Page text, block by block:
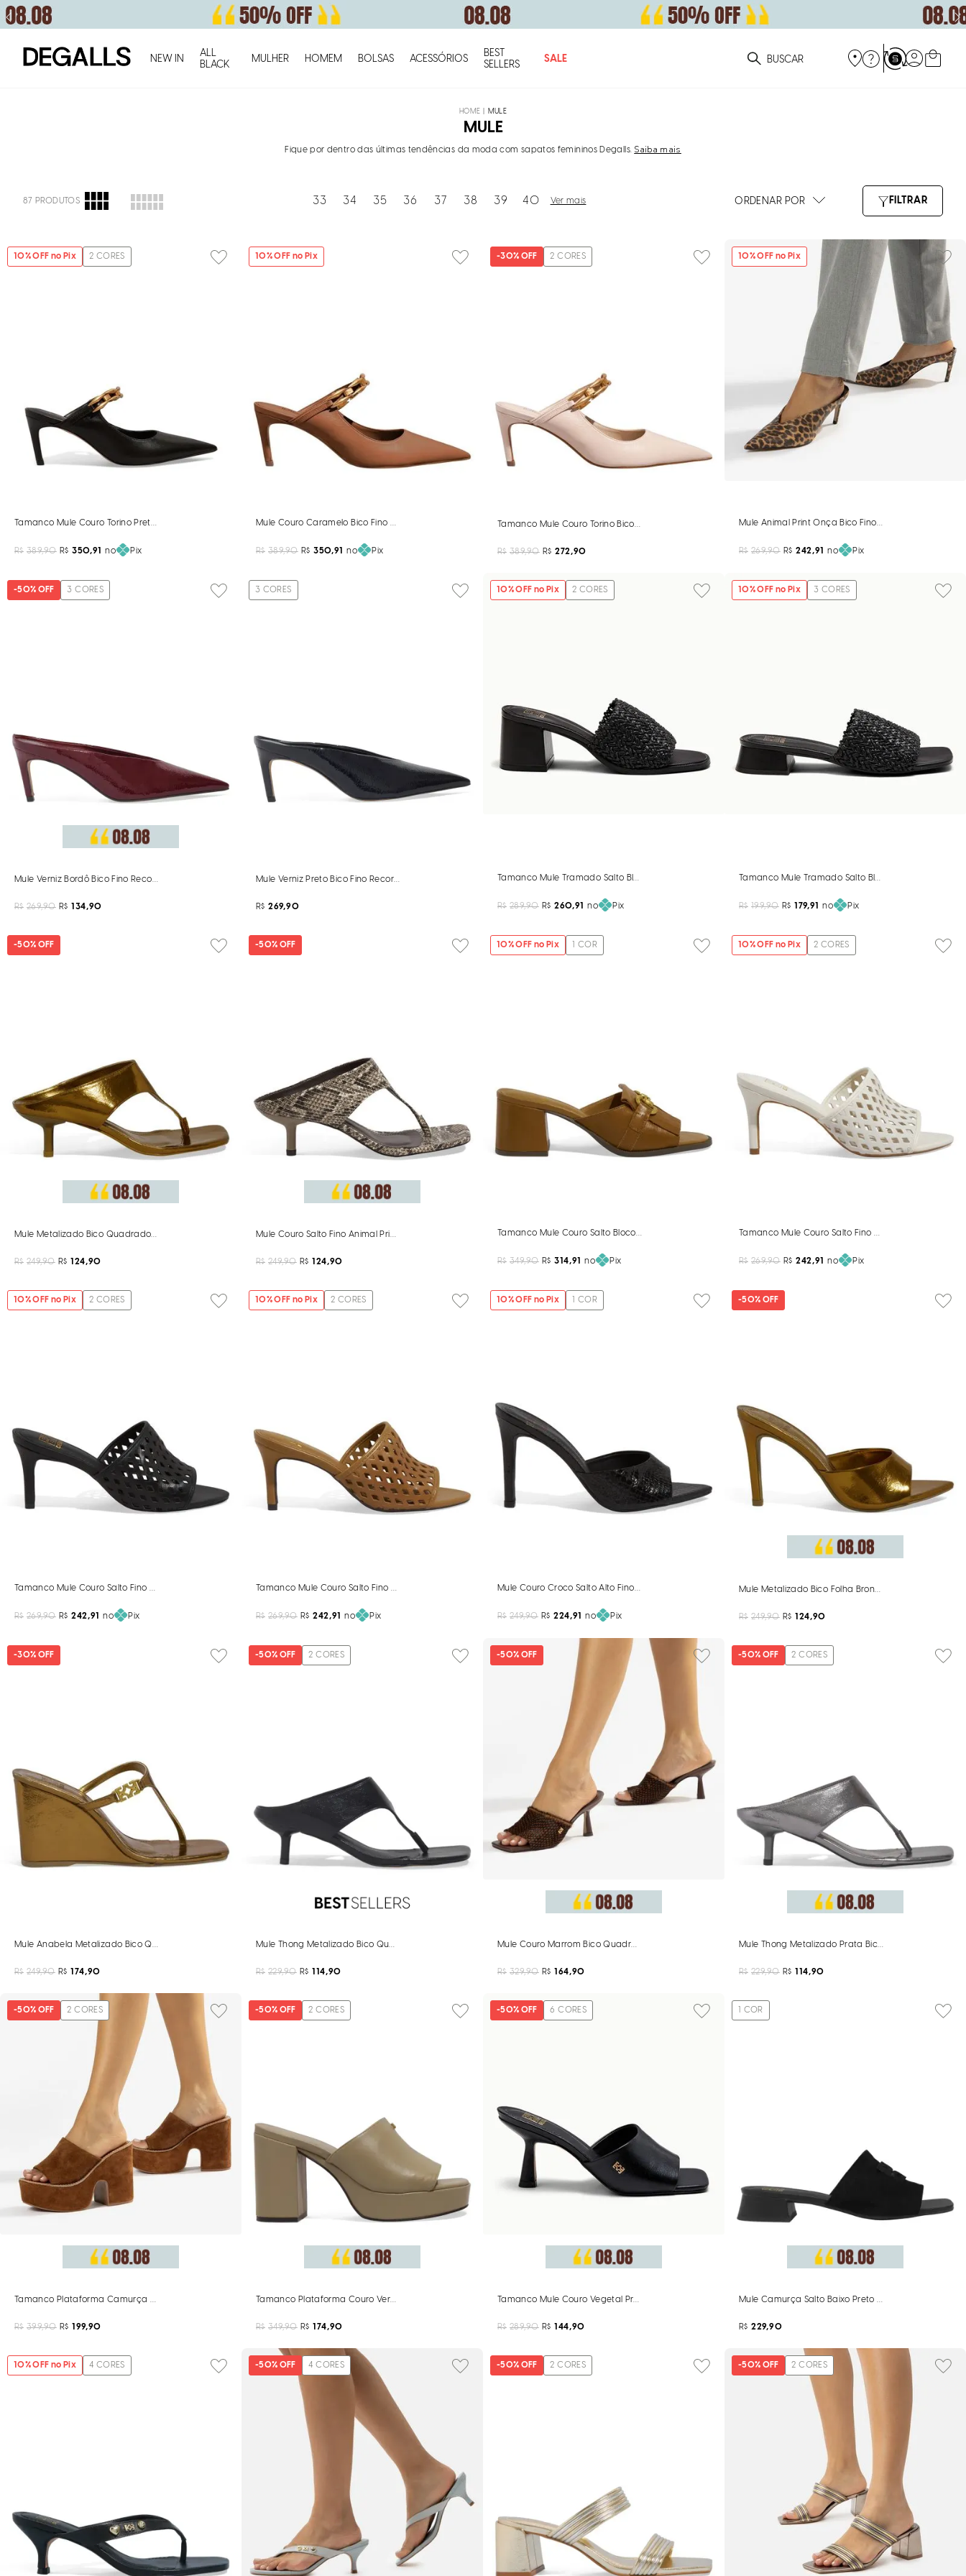
NEW IN
ALL
BLACK
MULHER HOMEM BOLSAS ACESSÓRIOS
BEST
SELLERS
SALE O que você está procurando?
MULE
MULE
Fique por dentro das últimas tendências da moda com sapatos femininos Degalls. Saiba mais
87 PRODUTOS 33 34 35 36 37 38 39 40 Ver mais
10% OFF no Pix 2 CORES
Tamanco Mule Couro Torino Preto Bico Fino
R$ 389,90 R$ 350,91 no Pix
10% OFF no Pix
Mule Couro Caramelo Bico Fino Corrente
R$ 389,90 R$ 350,91 no Pix
-30% OFF 2 CORES
Tamanco Mule Couro Torino Bico Fino Off White
R$ 389,90 R$ 272,90
10% OFF no Pix
Mule Animal Print Onça Bico Fino Recorte
R$ 269,90 R$ 242,91 no Pix
-50% OFF 3 CORES
Mule Verniz Bordô Bico Fino Recorte
R$ 269,90 R$ 134,90
3 CORES
Mule Verniz Preto Bico Fino Recorte
R$ 269,90
10% OFF no Pix 2 CORES
Tamanco Mule Tramado Salto Bloco Preto
R$ 289,90 R$ 260,91 no Pix
10% OFF no Pix 3 CORES
Tamanco Mule Tramado Salto Bloco Baixo Preto
R$ 199,90 R$ 179,91 no Pix
-50% OFF
Mule Metalizado Bico Quadrado Bronze
R$ 249,90 R$ 124,90
-50% OFF
Mule Couro Salto Fino Animal Print Cobra
R$ 249,90 R$ 124,90
10% OFF no Pix 1 COR
Tamanco Mule Couro Salto Bloco Marrom Sela
R$ 349,90 R$ 314,91 no Pix
10% OFF no Pix 2 CORES
Tamanco Mule Couro Salto Fino Off White
R$ 269,90 R$ 242,91 no Pix
10% OFF no Pix 2 CORES
Tamanco Mule Couro Salto Fino Preto
R$ 269,90 R$ 242,91 no Pix
10% OFF no Pix 2 CORES
Tamanco Mule Couro Salto Fino Marrom Sela
R$ 269,90 R$ 242,91 no Pix
10% OFF no Pix 1 COR
Mule Couro Croco Salto Alto Fino Preto
R$ 249,90 R$ 224,91 no Pix
-50% OFF
Mule Metalizado Bico Folha Bronze
R$ 249,90 R$ 124,90
-30% OFF
Mule Anabela Metalizado Bico Quadrado Bronze
R$ 249,90 R$ 174,90
-50% OFF 2 CORES
Mule Thong Metalizado Bico Quadrado Preto
R$ 229,90 R$ 114,90
-50% OFF
Mule Couro Marrom Bico Quadrado Pelo
R$ 329,90 R$ 164,90
-50% OFF 2 CORES
Mule Thong Metalizado Prata Bico Quadrado
R$ 229,90 R$ 114,90
-50% OFF 2 CORES
Tamanco Plataforma Camurça Caramelo Pespontos
R$ 399,90 R$ 199,90
-50% OFF 2 CORES
Tamanco Plataforma Couro Verde Salto Grosso
R$ 349,90 R$ 174,90
-50% OFF 6 CORES
Tamanco Mule Couro Vegetal Preto Salto Fino
R$ 289,90 R$ 144,90
1 COR
Mule Camurça Salto Baixo Preto Monograma
R$ 229,90
10% OFF no Pix 4 CORES -50% OFF 4 CORES -50% OFF 2 CORES -50% OFF 2 CORES